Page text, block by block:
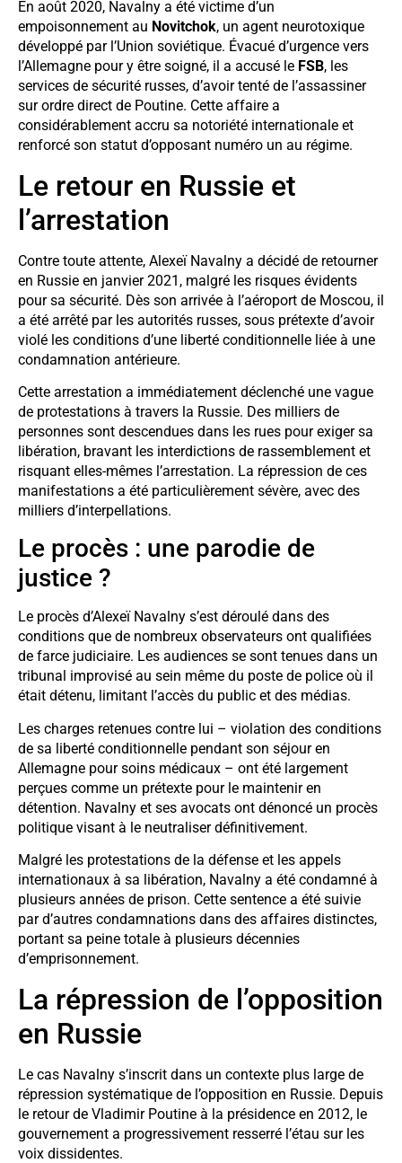
En août 2020, Navalny a été victime d’un
empoisonnement au Novitchok, un agent neurotoxique
développé par l’Union soviétique. Évacué d’urgence vers
l’Allemagne pour y être soigné, il a accusé le FSB, les
services de sécurité russes, d’avoir tenté de l’assassiner
sur ordre direct de Poutine. Cette affaire a
considérablement accru sa notoriété internationale et
renforcé son statut d’opposant numéro un au régime.
Le retour en Russie et
l’arrestation
Contre toute attente, Alexeï Navalny a décidé de retourner
en Russie en janvier 2021, malgré les risques évidents
pour sa sécurité. Dès son arrivée à l’aéroport de Moscou, il
a été arrêté par les autorités russes, sous prétexte d’avoir
violé les conditions d’une liberté conditionnelle liée à une
condamnation antérieure.
Cette arrestation a immédiatement déclenché une vague
de protestations à travers la Russie. Des milliers de
personnes sont descendues dans les rues pour exiger sa
libération, bravant les interdictions de rassemblement et
risquant elles-mêmes l’arrestation. La répression de ces
manifestations a été particulièrement sévère, avec des
milliers d’interpellations.
Le procès : une parodie de
justice ?
Le procès d’Alexeï Navalny s’est déroulé dans des
conditions que de nombreux observateurs ont qualifiées
de farce judiciaire. Les audiences se sont tenues dans un
tribunal improvisé au sein même du poste de police où il
était détenu, limitant l’accès du public et des médias.
Les charges retenues contre lui – violation des conditions
de sa liberté conditionnelle pendant son séjour en
Allemagne pour soins médicaux – ont été largement
perçues comme un prétexte pour le maintenir en
détention. Navalny et ses avocats ont dénoncé un procès
politique visant à le neutraliser définitivement.
Malgré les protestations de la défense et les appels
internationaux à sa libération, Navalny a été condamné à
plusieurs années de prison. Cette sentence a été suivie
par d’autres condamnations dans des affaires distinctes,
portant sa peine totale à plusieurs décennies
d’emprisonnement.
La répression de l’opposition
en Russie
Le cas Navalny s’inscrit dans un contexte plus large de
répression systématique de l’opposition en Russie. Depuis
le retour de Vladimir Poutine à la présidence en 2012, le
gouvernement a progressivement resserré l’étau sur les
voix dissidentes.